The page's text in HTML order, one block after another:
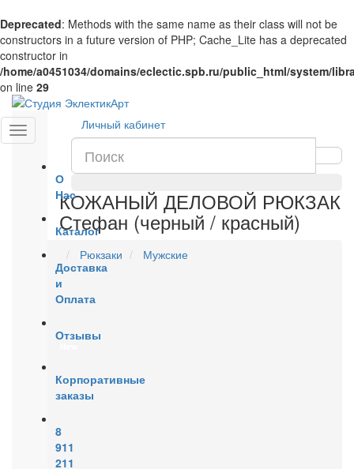
Deprecated: Methods with the same name as their class will not be
constructors in a future version of PHP; Cache_Lite has a deprecated
constructor in
/home/a0451034/domains/eclectic.spb.ru/public_html/system/
on line 29
О
Нас
Каталог
Доставка
и
Оплата
Отзывы
Корпоративные
заказы
8
911
211
Личный кабинет
КОЖАНЫЙ ДЕЛОВОЙ РЮКЗАК
Стефан (черный / красный)
Рюкзаки Мужские